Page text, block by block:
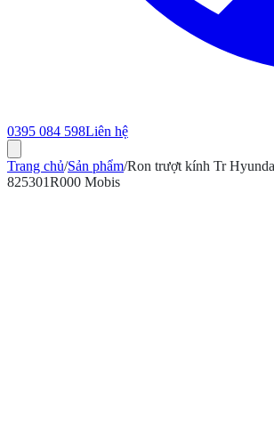
0395 084 598Liên hệ
Trang chủ/Sản phẩm/Ron trượt kính Tr
825301R000 Mobis